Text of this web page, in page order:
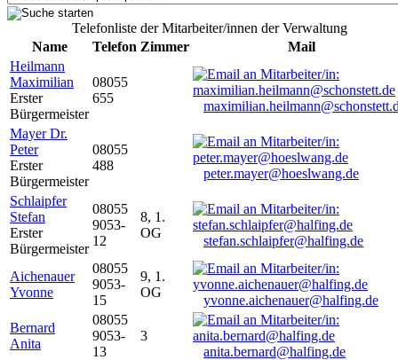
Telefonliste der Mitarbeiter/innen der Verwaltung
Name
Telefon Zimmer
Mail
Heilmann
Maximilian
Erster
Bürgermeister
08055
655
Mayer Dr.
Peter
Erster
Bürgermeister
08055
488
peter.mayer@hoeslwang.de
Schlaipfer
Stefan
Erster
Bürgermeister
08055
9053-
12
8, 1.
OG
stefan.schlaipfer@halfing.de
Aichenauer
Yvonne
08055
9053-
15
9, 1.
OG
yvonne.aichenauer@halfing.de
Bernard
Anita
08055
9053-
13
3
anita.bernard@halfing.de